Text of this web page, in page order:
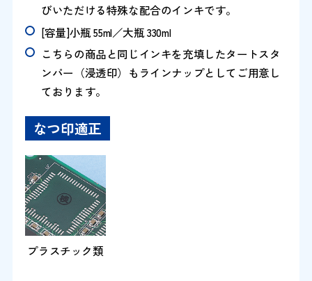
びいただける特殊な配合のインキです。
[容量]小瓶 55ml／大瓶 330ml
こちらの商品と同じインキを充填したタートスタ
ンパー（浸透印）もラインナップとしてご用意し
ております。
なつ印適正
プラスチック類